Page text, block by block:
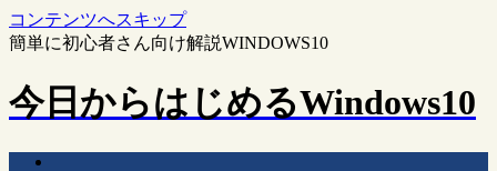
コンテンツへスキップ
簡単に初心者さん向け解説WINDOWS10
今日からはじめるWindows10